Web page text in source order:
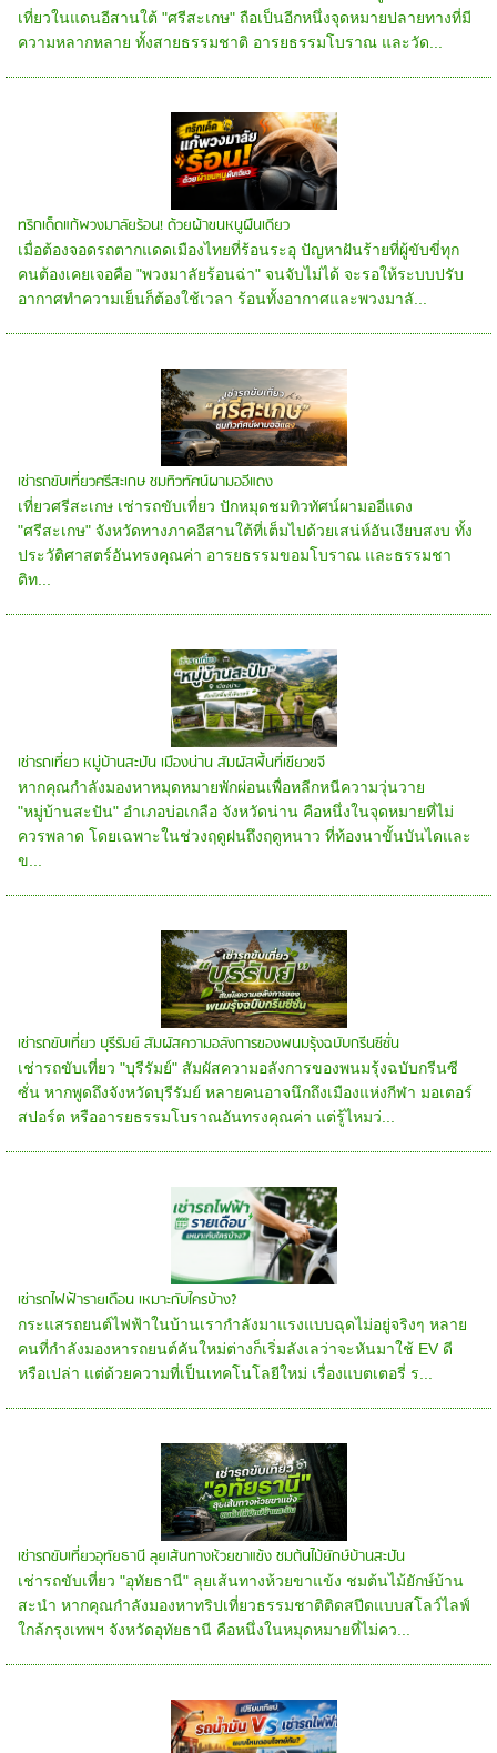
เที่ยวในแดนอีสานใต้ "ศรีสะเกษ" ถือเป็นอีกหนึ่งจุดหมายปลายทางที่มี
ความหลากหลาย ทั้งสายธรรมชาติ อารยธรรมโบราณ และวัด...
ทริกเด็ดแก้พวงมาลัยร้อน! ด้วยผ้าขนหนูผืนเดียว
เมื่อต้องจอดรถตากแดดเมืองไทยที่ร้อนระอุ ปัญหาฝันร้ายที่ผู้ขับขี่ทุก
คนต้องเคยเจอคือ "พวงมาลัยร้อนฉ่า" จนจับไม่ได้ จะรอให้ระบบปรับ
อากาศทำความเย็นก็ต้องใช้เวลา ร้อนทั้งอากาศและพวงมาลั...
เช่ารถขับเที่ยวศรีสะเกษ ชมทิวทัศน์ผามออีแดง
เที่ยวศรีสะเกษ เช่ารถขับเที่ยว ปักหมุดชมทิวทัศน์ผามออีแดง
"ศรีสะเกษ" จังหวัดทางภาคอีสานใต้ที่เต็มไปด้วยเสน่ห์อันเงียบสงบ ทั้ง
ประวัติศาสตร์อันทรงคุณค่า อารยธรรมขอมโบราณ และธรรมชา
ติท...
เช่ารถเที่ยว หมู่บ้านสะปัน เมืองน่าน สัมผัสพื้นที่เขียวขจี
หากคุณกำลังมองหาหมุดหมายพักผ่อนเพื่อหลีกหนีความวุ่นวาย
"หมู่บ้านสะปัน" อำเภอบ่อเกลือ จังหวัดน่าน คือหนึ่งในจุดหมายที่ไม่
ควรพลาด โดยเฉพาะในช่วงฤดูฝนถึงฤดูหนาว ที่ท้องนาขั้นบันไดและ
ข...
เช่ารถขับเที่ยว บุรีรัมย์ สัมผัสความอลังการของพนมรุ้งฉบับกรีนซีซั่น
เช่ารถขับเที่ยว "บุรีรัมย์" สัมผัสความอลังการของพนมรุ้งฉบับกรีนซี
ซั่น หากพูดถึงจังหวัดบุรีรัมย์ หลายคนอาจนึกถึงเมืองแห่งกีฬา มอเตอร์
สปอร์ต หรืออารยธรรมโบราณอันทรงคุณค่า แต่รู้ไหมว่...
เช่ารถไฟฟ้ารายเดือน เหมาะกับใครบ้าง?
กระแสรถยนต์ไฟฟ้าในบ้านเรากำลังมาแรงแบบฉุดไม่อยู่จริงๆ หลาย
คนที่กำลังมองหารถยนต์คันใหม่ต่างก็เริ่มลังเลว่าจะหันมาใช้ EV ดี
หรือเปล่า แต่ด้วยความที่เป็นเทคโนโลยีใหม่ เรื่องแบตเตอรี่ ร...
เช่ารถขับเที่ยวอุทัยธานี ลุยเส้นทางห้วยขาแข้ง ชมต้นไม้ยักษ์บ้านสะปัน
เช่ารถขับเที่ยว "อุทัยธานี" ลุยเส้นทางห้วยขาแข้ง ชมต้นไม้ยักษ์บ้าน
สะนำ หากคุณกำลังมองหาทริปเที่ยวธรรมชาติติดสปีดแบบสโลว์ไลฟ์
ใกล้กรุงเทพฯ จังหวัดอุทัยธานี คือหนึ่งในหมุดหมายที่ไม่คว...